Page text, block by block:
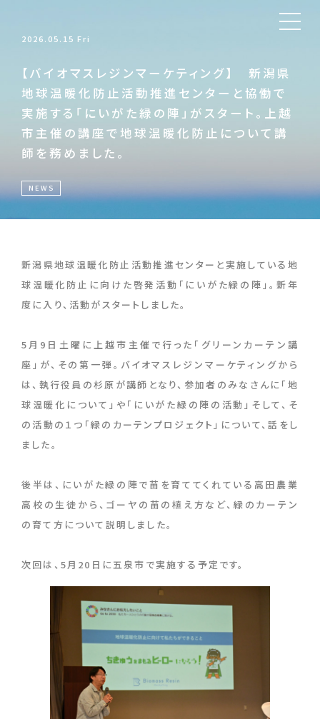
2026.05.15 Fri
【バイオマスレジンマーケティング】 新潟県
地球温暖化防止活動推進センターと協働で
実施する「にいがた緑の陣」がスタート。上越
市主催の講座で地球温暖化防止について講
師を務めました。
NEWS
新潟県地球温暖化防止活動推進センターと実施している地
球温暖化防止に向けた啓発活動「にいがた緑の陣」。新年
度に入り、活動がスタートしました。
5月9日土曜に上越市主催で行った「グリーンカーテン講
座」が、その第一弾。バイオマスレジンマーケティングから
は、執行役員の杉原が講師となり、参加者のみなさんに「地
球温暖化について」や「にいがた緑の陣の活動」そして、そ
の活動の１つ「緑のカーテンプロジェクト」について、話をし
ました。
後半は、にいがた緑の陣で苗を育ててくれている高田農業
高校の生徒から、ゴーヤの苗の植え方など、緑のカーテン
の育て方について説明しました。
次回は、5月20日に五泉市で実施する予定です。